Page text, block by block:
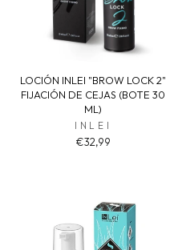
LOCIÓN INLEI "BROW LOCK 2"
FIJACIÓN DE CEJAS (BOTE 30
ML)
INLEI
€32,99